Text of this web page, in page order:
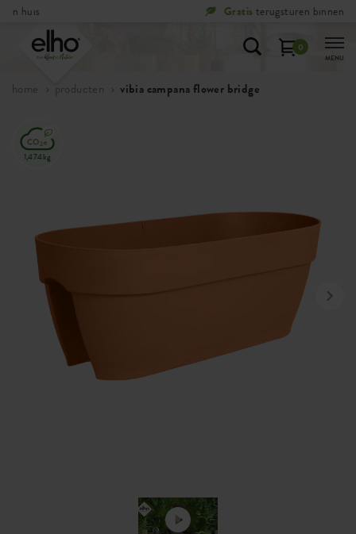
terugsturen binnen 100 dagen
0
MENU
home producten vibia campana flower bridge
1,474kg